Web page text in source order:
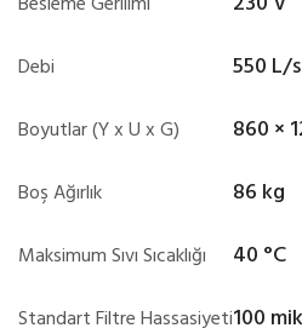
Debi 550 L/
Boyutlar (Y x U x G) 860 ×
Boş Ağırlık 86 kg
Maksimum Sıvı Sıcaklığı 40 °C
Standart Filtre Hassasiyeti100